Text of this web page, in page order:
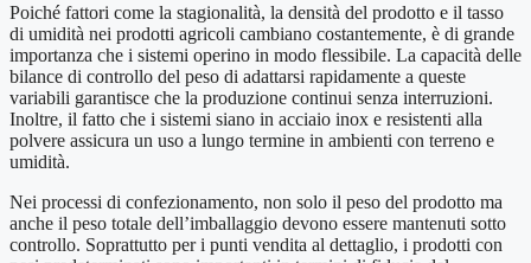
Poiché fattori come la stagionalità, la densità del prodotto e il tasso
di umidità nei prodotti agricoli cambiano costantemente, è di grande
importanza che i sistemi operino in modo flessibile. La capacità delle
bilance di controllo del peso di adattarsi rapidamente a queste
variabili garantisce che la produzione continui senza interruzioni.
Inoltre, il fatto che i sistemi siano in acciaio inox e resistenti alla
polvere assicura un uso a lungo termine in ambienti con terreno e
umidità.
Nei processi di confezionamento, non solo il peso del prodotto ma
anche il peso totale dell’imballaggio devono essere mantenuti sotto
controllo. Soprattutto per i punti vendita al dettaglio, i prodotti con